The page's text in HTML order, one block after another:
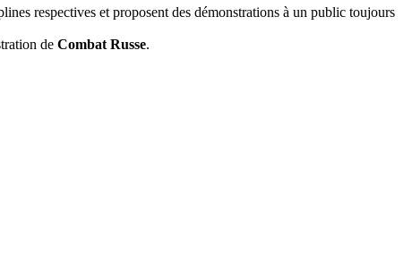
respectives et proposent des démonstrations à un public toujours
de Combat Russe.